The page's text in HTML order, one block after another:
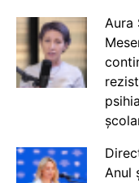
Aura
Anul